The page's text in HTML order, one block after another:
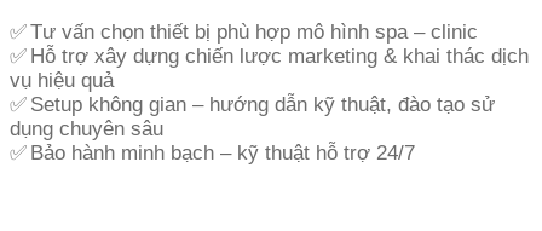
✅ Tư vấn chọn thiết bị phù hợp mô hình spa – clinic
✅ Hỗ trợ xây dựng chiến lược marketing & khai thác dịch
vụ hiệu quả
✅ Setup không gian – hướng dẫn kỹ thuật, đào tạo sử
dụng chuyên sâu
✅ Bảo hành minh bạch – kỹ thuật hỗ trợ 24/7